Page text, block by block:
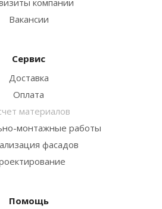
компании
Вакансии
Сервис
Доставка
Оплата
материалов
монтажные работы
фасадов
Помощь